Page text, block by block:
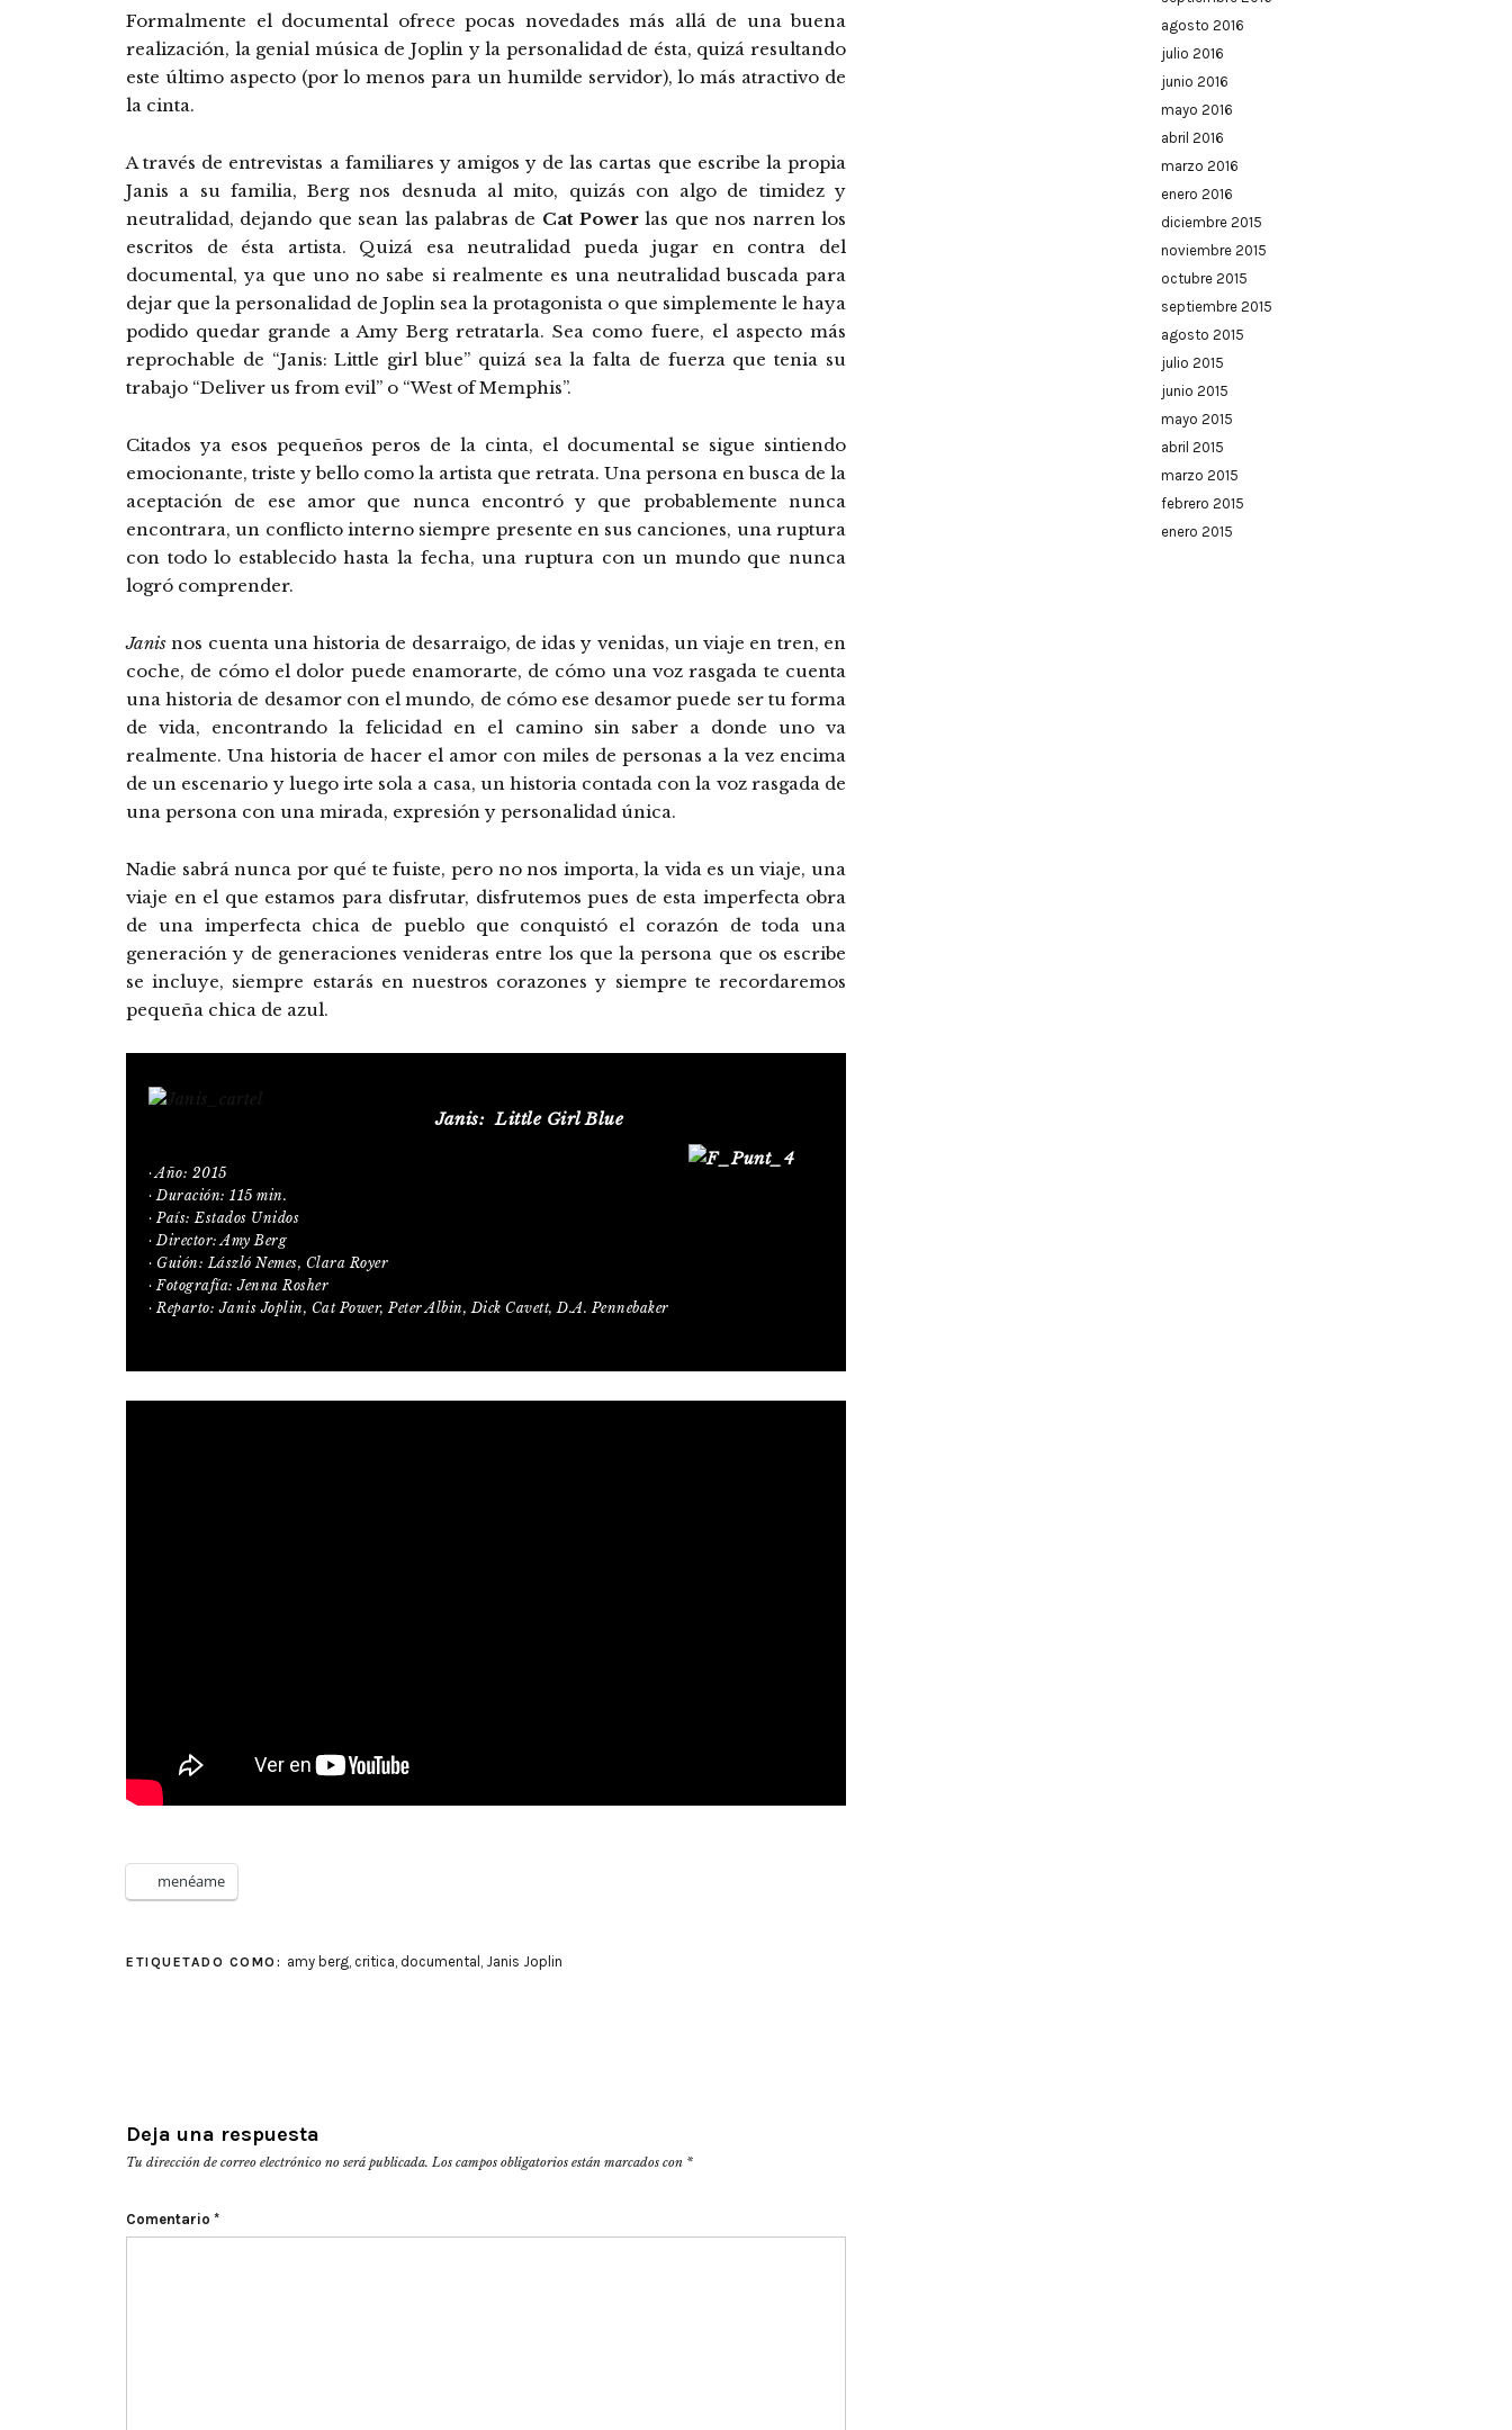
Formalmente el documental ofrece pocas novedades más allá de una buena
realización, la genial música de Joplin y la personalidad de ésta, quizá resultando
este último aspecto (por lo menos para un humilde servidor), lo más atractivo de
la cinta.
A través de entrevistas a familiares y amigos y de las cartas que escribe la propia
Janis a su familia, Berg nos desnuda al mito, quizás con algo de timidez y
neutralidad, dejando que sean las palabras de Cat Power las que nos narren los
escritos de ésta artista. Quizá esa neutralidad pueda jugar en contra del
documental, ya que uno no sabe si realmente es una neutralidad buscada para
dejar que la personalidad de Joplin sea la protagonista o que simplemente le haya
podido quedar grande a Amy Berg retratarla. Sea como fuere, el aspecto más
reprochable de “Janis: Little girl blue” quizá sea la falta de fuerza que tenia su
trabajo “Deliver us from evil” o “West of Memphis”.
Citados ya esos pequeños peros de la cinta, el documental se sigue sintiendo
emocionante, triste y bello como la artista que retrata. Una persona en busca de la
aceptación de ese amor que nunca encontró y que probablemente nunca
encontrara, un conflicto interno siempre presente en sus canciones, una ruptura
con todo lo establecido hasta la fecha, una ruptura con un mundo que nunca
logró comprender.
Janis nos cuenta una historia de desarraigo, de idas y venidas, un viaje en tren, en
coche, de cómo el dolor puede enamorarte, de cómo una voz rasgada te cuenta
una historia de desamor con el mundo, de cómo ese desamor puede ser tu forma
de vida, encontrando la felicidad en el camino sin saber a donde uno va
realmente. Una historia de hacer el amor con miles de personas a la vez encima
de un escenario y luego irte sola a casa, un historia contada con la voz rasgada de
una persona con una mirada, expresión y personalidad única.
Nadie sabrá nunca por qué te fuiste, pero no nos importa, la vida es un viaje, una
viaje en el que estamos para disfrutar, disfrutemos pues de esta imperfecta obra
de una imperfecta chica de pueblo que conquistó el corazón de toda una
generación y de generaciones venideras entre los que la persona que os escribe
se incluye, siempre estarás en nuestros corazones y siempre te recordaremos
pequeña chica de azul.
Janis: Little Girl Blue
· Año: 2015
· Duración: 115 min.
· País: Estados Unidos
· Director: Amy Berg
· Guión: László Nemes, Clara Royer
· Fotografía: Jenna Rosher
· Reparto: Janis Joplin, Cat Power, Peter Albin, Dick Cavett, D.A. Pennebaker
menéame
ETIQUETADO COMO: amy berg, critica, documental , Janis Joplin
Deja una respuesta
Tu dirección de correo electrónico no será publicada. Los campos obligatorios están marcados con *
Comentario *
agosto 2016
julio 2016
junio 2016
mayo 2016
abril 2016
marzo 2016
enero 2016
diciembre 2015
noviembre 2015
octubre 2015
septiembre 2015
agosto 2015
julio 2015
junio 2015
mayo 2015
abril 2015
marzo 2015
febrero 2015
enero 2015